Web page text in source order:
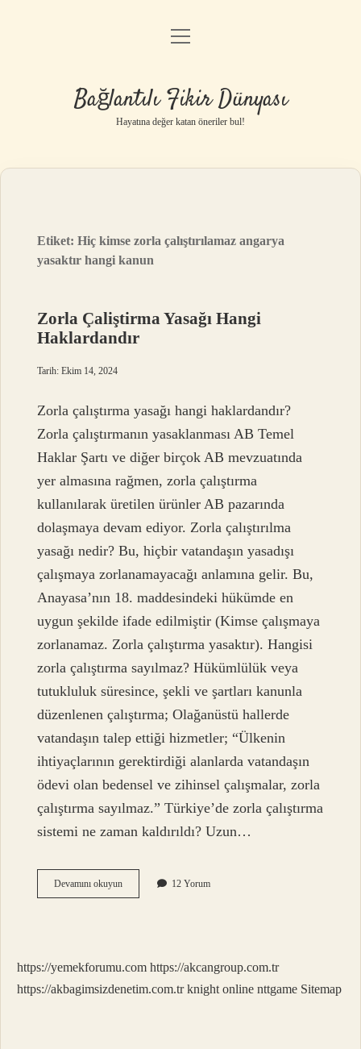
Anasayfa
Yasal Uyarı
menüyü
Bağlantılı Fikir Dünyası
Hayatına değer katan öneriler bul!
Etiket:Hiç kimse zorla çalıştırılamaz angarya
yasaktır hangi kanun
Zorla Çaliştirma Yasağı Hangi
Haklardandır
Tarih: Ekim 14, 2024
Zorla çalıştırma yasağı hangi haklardandır?
Zorla çalıştırmanın yasaklanması AB Temel
Haklar Şartı ve diğer birçok AB mevzuatında
yer almasına rağmen, zorla çalıştırma
kullanılarak üretilen ürünler AB pazarında
dolaşmaya devam ediyor. Zorla çalıştırılma
yasağı nedir? Bu, hiçbir vatandaşın yasadışı
çalışmaya zorlanamayacağı anlamına gelir. Bu,
Anayasa’nın 18. maddesindeki hükümde en
uygun şekilde ifade edilmiştir (Kimse çalışmaya
zorlanamaz. Zorla çalıştırma yasaktır). Hangisi
zorla çalıştırma sayılmaz? Hükümlülük veya
tutukluluk süresince, şekli ve şartları kanunla
düzenlenen çalıştırma; Olağanüstü hallerde
vatandaşın talep ettiği hizmetler; “Ülkenin
ihtiyaçlarının gerektirdiği alanlarda vatandaşın
ödevi olan bedensel ve zihinsel çalışmalar, zorla
çalıştırma sayılmaz.” Türkiye’de zorla çalıştırma
sistemi ne zaman kaldırıldı? Uzun…
Devamını okuyunZorla
Çaliştirma
12 Yorum
https://yemekforumu.com https://akcangroup.com.tr
https://akbagimsizdenetim.com.tr knight online nttgame Sitemap